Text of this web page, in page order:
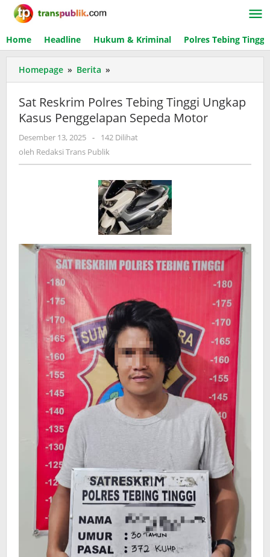
Lewati
Home Headline Hukum & Kriminal Polres Tebing Tinggi
Homepage » Berita »
Reskrim
Tebing
Tinggi
Ungkap
Motor
Sat Reskrim Polres Tebing Tinggi Ungkap
Kasus Penggelapan Sepeda Motor
Desember 13, 2025 oleh
Redaksi
-
142 Dilihat
oleh Redaksi Trans Publik